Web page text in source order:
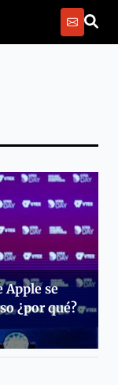
Apple se
¿por qué?